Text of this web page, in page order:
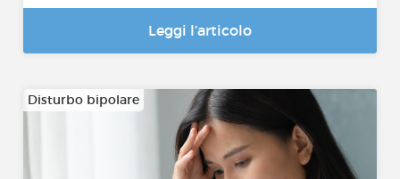
Leggi l’articolo
Disturbo bipolare